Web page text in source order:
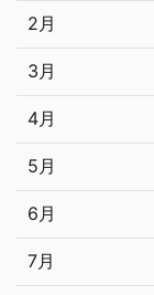
2月
3月
4月
5月
6月
7月